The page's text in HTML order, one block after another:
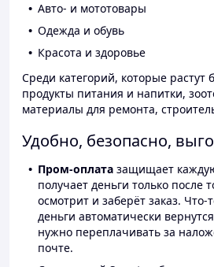
Авто- и мототовары
Одежда и обувь
Красота и здоровье
Среди категорий, которые растут
продукты питания и напитки,
материалы для ремонта,
Удобно, безопасно,
Пром-оплата защищает
получает деньги только после
осмотрит и заберёт заказ.
деньги автоматически
нужно переплачивать за
почте.